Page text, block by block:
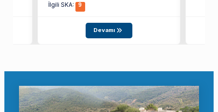
İlgili SKA: 9
Devamı